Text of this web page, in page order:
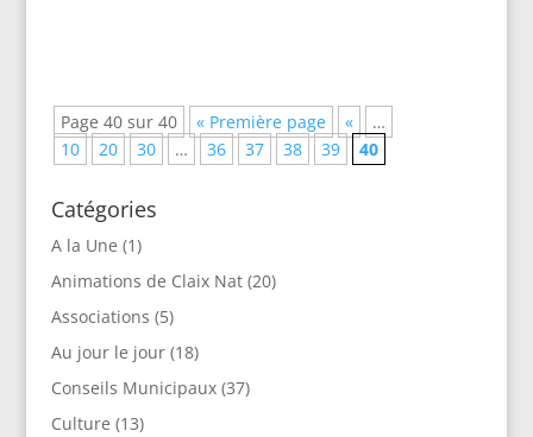
Page 40 sur 40 « Première page «
…
10
20 30 … 36 37 38 39 40
Catégories
A la Une (1)
Animations de Claix Nat(20)
Associations (5)
Au jour le jour(18)
Conseils Municipaux(37)
Culture (13)